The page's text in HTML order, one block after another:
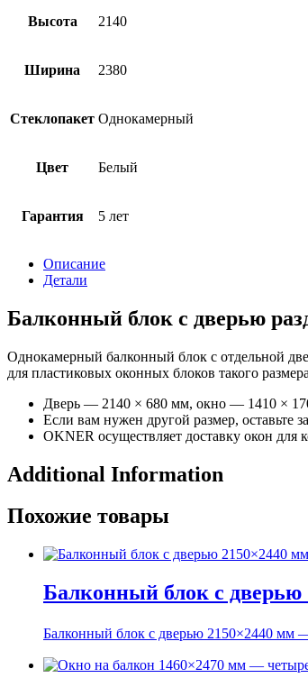
Высота 2140
Ширина 2380
Стеклопакет Однокамерный
Цвет Белый
Гарантия 5 лет
Описание
Детали
Балконный блок с дверью
Однокамерный балконный блок с отдельной
для пластиковых оконных блоков такого
Дверь — 2140 × 680 мм, окно — 1410 ×
Если вам нужен другой размер, оставьте
OKNER осуществляет доставку окон для
Additional Information
Похожие товары
Балконный блок с дверью
Балконный блок с дверью 2150×2440 мм